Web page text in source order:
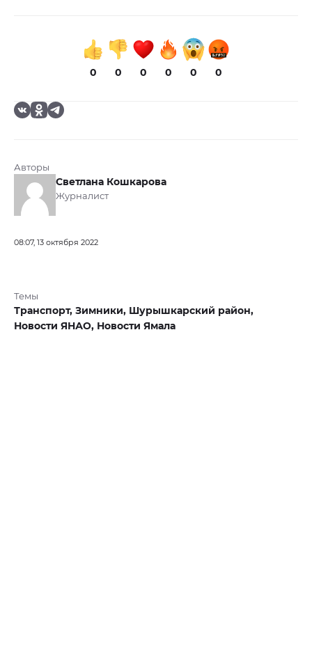
0 0 0 0 0 0
Авторы
Светлана Кошкарова
Журналист
08:07, 13 октября 2022
Темы
Транспорт, Зимники, Шурышкарский район,
Новости ЯНАО, Новости Ямала